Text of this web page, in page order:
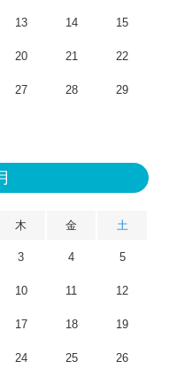
13 14 15
20 21 22
27 28 29
木 金 土
3 4 5
10 11 12
17 18 19
24 25 26